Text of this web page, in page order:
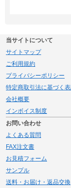
当サイトについて
サイトマップ
ご利用規約
プライバシーポリシー
特定商取引法に基づく
会社概要
インボイス制度
お問い合わせ
よくある質問
FAX注文書
お見積フォーム
サンプル
送料・お届け・返品交換